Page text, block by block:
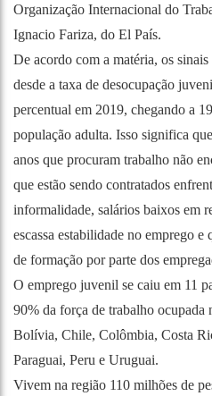
Organização Internacional do
Ignacio Fariza, do El País.
De acordo com a matéria, os
desde a taxa de desocupação
percentual em 2019, chegando a
população adulta. Isso significa
anos que procuram trabalho não
que estão sendo contratados
informalidade, salários baixos em
escassa estabilidade no emprego
de formação por parte dos
O emprego juvenil se caiu em 11
90% da força de trabalho
Bolívia, Chile, Colômbia, Costa
Paraguai, Peru e Uruguai.
Vivem na região 110 milhões de